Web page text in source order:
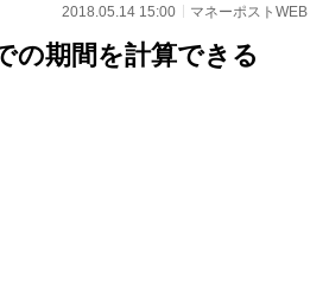
2018.05.14 15:00 マネーポストWEB
の期間を計算できる